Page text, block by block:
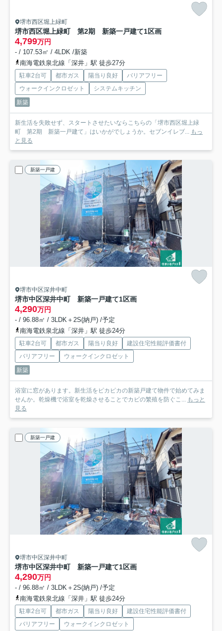
堺市西区堀上緑町
堺市西区堀上緑町 第2期 新築一戸建て1区画
4,799万円
- / 107.53㎡ / 4LDK /新築
南海電鉄泉北線「深井」駅 徒歩27分
駐車2台可 都市ガス 陽当り良好
バリアフリー
ウォークインクロゼット
システムキッチン
新築
新生活を失敗せず、スタートさせたいならこちらの「堺市西区堀上緑
町 第2期 新築一戸建て」はいかがでしょうか。セブンイレブ...
もっ
と見る
新築一戸建
堺市中区深井中町
堺市中区深井中町 新築一戸建て1区画
4,290万円
- / 96.88㎡ / 3LDK＋2S(納戸) /予定
南海電鉄泉北線「深井」駅 徒歩24分
駐車2台可 都市ガス 陽当り良好
建設住宅性能評価書付
バリアフリー
ウォークインクロゼット
新築
浴室に窓があります。新生活をピカピカの新築戸建て物件で始めてみま
せんか。乾燥機で浴室を乾燥させることでカビの繁殖を防ぐこ...
もっと
見る
新築一戸建
堺市中区深井中町
堺市中区深井中町 新築一戸建て1区画
4,290万円
- / 96.88㎡ / 3LDK＋2S(納戸) /予定
南海電鉄泉北線「深井」駅 徒歩24分
駐車2台可 都市ガス 陽当り良好
建設住宅性能評価書付
バリアフリー
ウォークインクロゼット